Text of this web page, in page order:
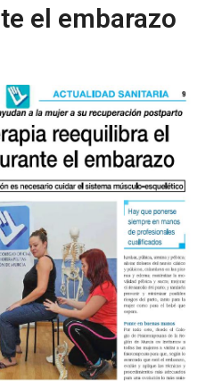
el embarazo